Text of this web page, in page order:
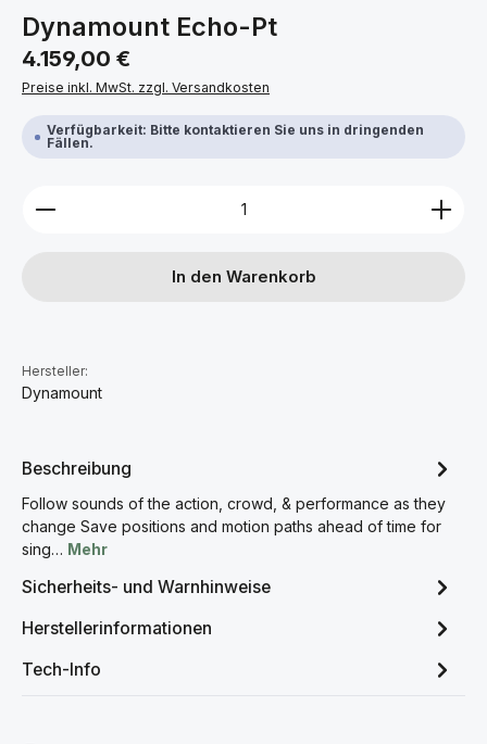
Dynamount Echo-Pt
Regulärer Preis:
4.159,00 €
Preise inkl. MwSt. zzgl. Versandkosten
Verfügbarkeit: Bitte kontaktieren Sie uns in dringenden
Fällen.
Produkt Anzahl: Gib den gewünschten Wert ein
In den Warenkorb
Hersteller:
Dynamount
Beschreibung
Follow sounds of the action, crowd, & performance as they
change Save positions and motion paths ahead of time for
sing… Mehr
Sicherheits- und Warnhinweise
Herstellerinformationen
Tech-Info